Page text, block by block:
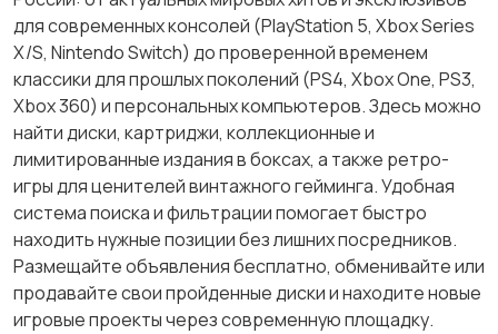
для современных консолей (PlayStation 5, Xbox Series
X/S, Nintendo Switch) до проверенной временем
классики для прошлых поколений (PS4, Xbox One, PS3,
Xbox 360) и персональных компьютеров. Здесь можно
найти диски, картриджи, коллекционные и
лимитированные издания в боксах, а также ретро-
игры для ценителей винтажного гейминга. Удобная
система поиска и фильтрации помогает быстро
находить нужные позиции без лишних посредников.
Размещайте объявления бесплатно, обменивайте или
продавайте свои пройденные диски и находите новые
игровые проекты через современную площадку.